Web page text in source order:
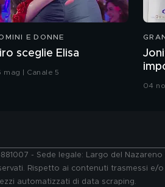
E DONNE
sceglie Elisa
mag | Canale 5
04
- Sede legale: Largo del
Rispetto ai contenuti trasmessi
automatizzati di data scraping.